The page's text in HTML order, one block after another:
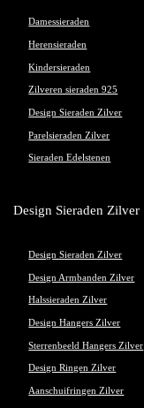
Damessieraden
Herensieraden
Kindersieraden
Zilveren sieraden 925
Design Sieraden Zilver
Parelsieraden Zilver
Sieraden Edelstenen
Design Sieraden Zilver
Design Sieraden Zilver
Design Armbanden Zilver
Halssieraden Zilver
Design Hangers Zilver
Sterrenbeeld Hangers Zilver
Design Ringen Zilver
Aanschuifringen Zilver